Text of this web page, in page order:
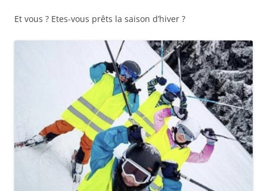
Et vous ? Etes-vous prêts la saison d’hiver ?